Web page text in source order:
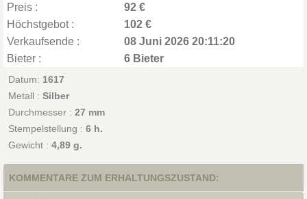
Preis :
92 €
Höchstgebot :
102 €
Verkaufsende :
08 Juni 2026 20:11:20
Bieter :
6 Bieter
Datum: 1617
Metall : Silber
Durchmesser : 27 mm
Stempelstellung : 6 h.
Gewicht : 4,89 g.
KOMMENTARE ZUM ERHALTUNGSZUSTAND: